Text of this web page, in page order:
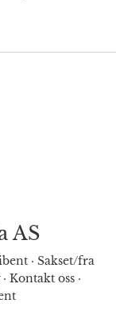
AS
· Sakset/fra
· Kontakt oss·